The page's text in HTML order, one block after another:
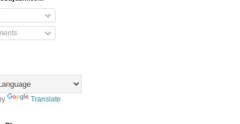
Translate